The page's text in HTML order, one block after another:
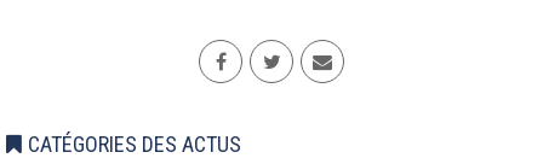
CATÉGORIES DES ACTUS